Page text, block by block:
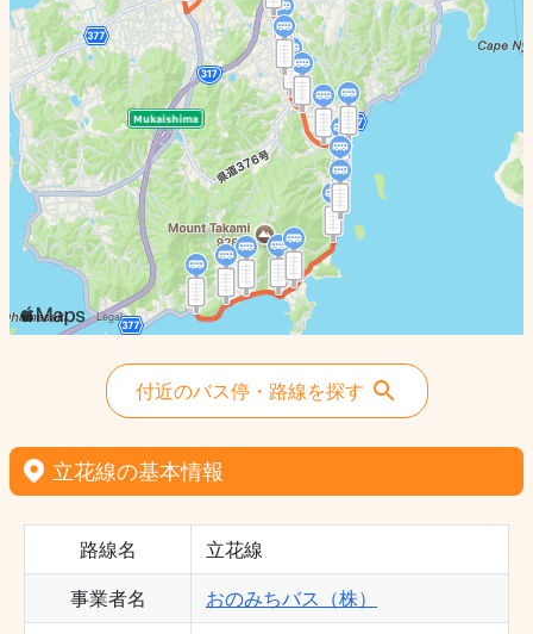
付近のバス停・路線を探す
立花線の基本情報
路線名 立花線
事業者名 おのみちバス（株）